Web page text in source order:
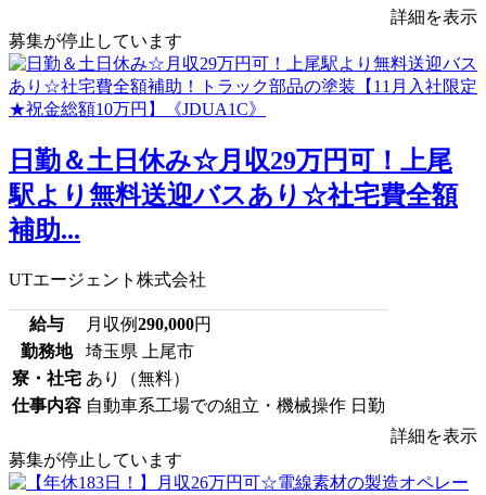
詳細を表示
募集が停止しています
日勤＆土日休み☆月収29万円可！上尾
駅より無料送迎バスあり☆社宅費全額
補助...
UTエージェント株式会社
給与 月収例290,000円
勤務地
埼玉県 上尾市
寮・社宅 あり（無料）
仕事内容 自動車系工場での組立・機械操作 日勤
詳細を表示
募集が停止しています